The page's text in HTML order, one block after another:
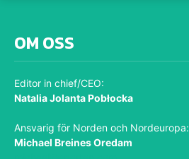
OM OSS
Editor in chief/CEO:
Natalia Jolanta Pobłocka
Ansvarig för Norden och Nordeuropa:
Michael Breines Oredam